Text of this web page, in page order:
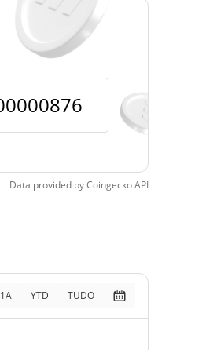
Data provided byCoingeckoAPI
1A YTD TUDO